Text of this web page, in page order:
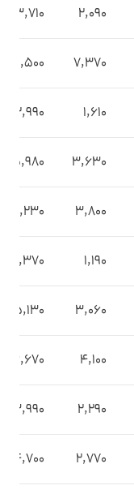
2,090
3,710
7,370
11,500
1,610
2,990
3,630
5,980
3,800
6,230
1,190
2,370
3,060
5,130
4,100
6,670
2,290
3,990
2,770
4,700